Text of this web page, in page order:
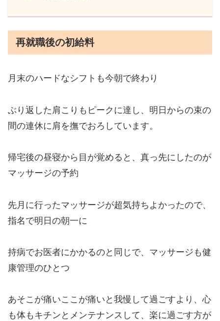
再就職後の初給料
月末のハードなシフトも今朝で終わり
ぶり返した肩こりもピークに達し、明日からの束の
間の連休に肩を撫でおろしています。
帰宅後の昼寝から目が覚めると、真っ先にしたのが
マッサージの予約
先月に行ったマッサージが超気持ちよかったので、
指名で明日の朝一に
持病でお医者にかかるのと同じで、マッサージも健
康管理のひとつ
あそこが痛いここが痛いと我慢して過ごすより、心
も体もキチンとメンテナンスして、楽に過ごす方が